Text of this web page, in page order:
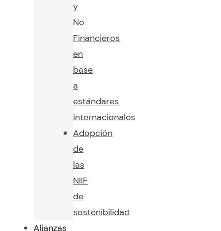
y
No
Financieros
en
base
a
estándares
internacionales
Adopción
de
las
NIIF
de
sostenibilidad
Alianzas